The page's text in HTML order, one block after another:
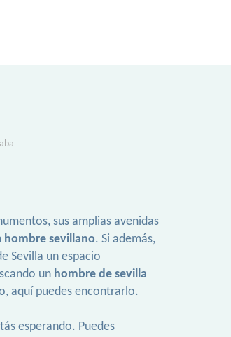
sus amplias avenidas
hombre sevillano. Si además,
Sevilla un espacio
un hombre de sevilla
aquí puedes encontrarlo.
esperando. Puedes